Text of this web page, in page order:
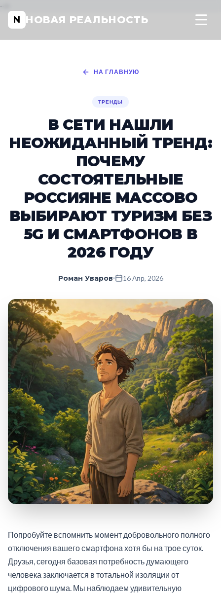
-->
N НОВАЯ РЕАЛЬНОСТЬ
НА ГЛАВНУЮ
ТРЕНДЫ
В СЕТИ НАШЛИ
НЕОЖИДАННЫЙ ТРЕНД:
ПОЧЕМУ
СОСТОЯТЕЛЬНЫЕ
РОССИЯНЕ МАССОВО
ВЫБИРАЮТ ТУРИЗМ БЕЗ
5G И СМАРТФОНОВ В
2026 ГОДУ
Роман Уваров 16 Апр, 2026
Попробуйте вспомнить момент добровольного полного
отключения вашего смартфона хотя бы на трое суток.
Друзья, сегодня базовая потребность думающего
человека заключается в тотальной изоляции от
цифрового шума. Мы наблюдаем удивительную